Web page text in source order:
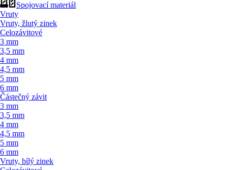
Spojovací materiál
Vruty
Vruty, žlutý zinek
Celozávitové
3 mm
3,5 mm
4 mm
4,5 mm
5 mm
6 mm
Částečný závit
3 mm
3,5 mm
4 mm
4,5 mm
5 mm
6 mm
Vruty, bílý zinek